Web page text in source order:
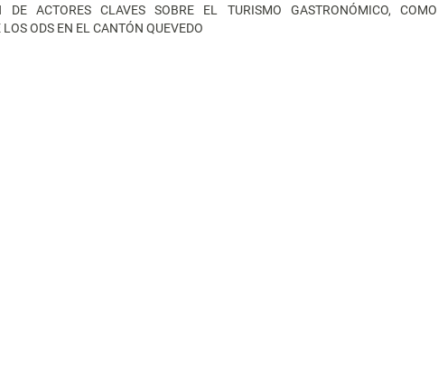
ESTADÍSTICAS
DE ACTORES CLAVES SOBRE EL TURISMO GASTRONÓMICO, COMO
ODS EN EL CANTÓN QUEVEDO